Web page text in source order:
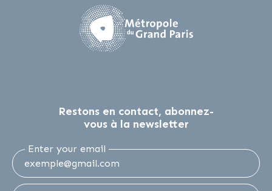
Restons en contact, abonnez-
vous à la newsletter
Enter your email